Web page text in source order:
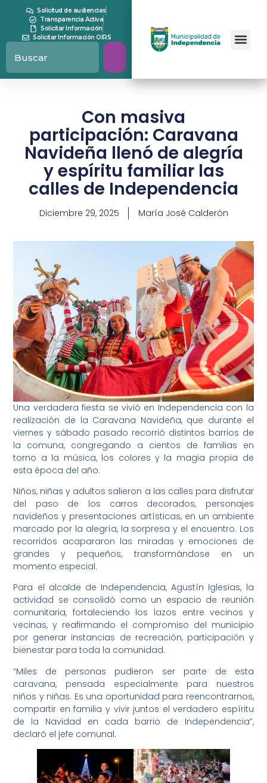
Solicitud de audiencias
Transparencia Activa
Solicitar Información
Solicitar Información OIRS
Con masiva
participación: Caravana
Navideña llenó de alegría
y espíritu familiar las
calles de Independencia
Diciembre 29, 2025 María José Calderón
Una verdadera fiesta se vivió en Independencia con la
realización de la Caravana Navideña, que durante el
viernes y sábado pasado recorrió distintos barrios de
la comuna, congregando a cientos de familias en
torno a la música, los colores y la magia propia de
esta época del año.
Niños, niñas y adultos salieron a las calles para disfrutar
del paso de los carros decorados, personajes
navideños y presentaciones artísticas, en un ambiente
marcado por la alegría, la sorpresa y el encuentro. Los
recorridos acapararon las miradas y emociones de
grandes y pequeños, transformándose en un
momento especial.
Para el alcalde de Independencia, Agustín Iglesias, la
actividad se consolidó como un espacio de reunión
comunitaria, fortaleciendo los lazos entre vecinos y
vecinas, y reafirmando el compromiso del municipio
por generar instancias de recreación, participación y
bienestar para toda la comunidad.
“Miles de personas pudieron ser parte de esta
caravana, pensada especialmente para nuestros
niños y niñas. Es una oportunidad para reencontrarnos,
compartir en familia y vivir juntos el verdadero espíritu
de la Navidad en cada barrio de Independencia”,
declaró el jefe comunal.